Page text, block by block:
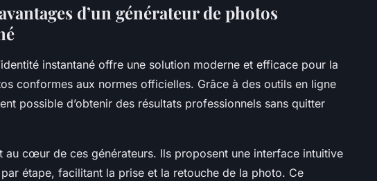
d’un générateur de photos
instantané offre une solution moderne et efficace pour la
conformes aux normes officielles. Grâce à des outils en ligne
possible d’obtenir des résultats professionnels sans quitter
au cœur de ces générateurs. Ils proposent une interface intuitive
étape, facilitant la prise et la retouche de la photo. Ce